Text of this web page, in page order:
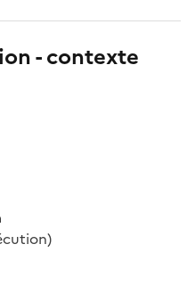
- contexte